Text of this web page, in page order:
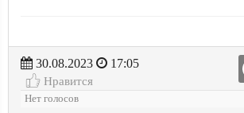
30.08.2023
17:05
Нравится
Нет голосов